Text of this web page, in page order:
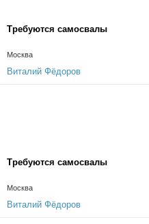
Требуются самосвалы
Москва
Виталий Фёдоров
Требуются самосвалы
Москва
Виталий Фёдоров